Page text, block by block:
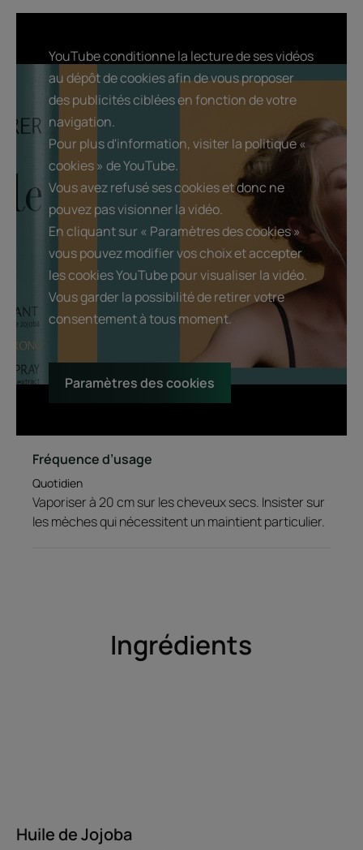
Avantage de la texture
Une texture qui ne laisse pas de résidus et apporte une finition
tout en transparence à la coiffure
Senteur du contenu
Un accord hespéridé vert aux notes de gingembre, qui laisse
place aux notes de fruits d’eau qui viennent se fondre dans un
bouquet floral
YouTube conditionne la lecture de ses vidéos
au dépôt de cookies afin de vous proposer
des publicités ciblées en fonction de votre
navigation.
Pour plus d'information, visiter la politique «
cookies » de YouTube.
Vous avez refusé ses cookies et donc ne
pouvez pas visionner la vidéo.
En cliquant sur « Paramètres des cookies »
vous pouvez modifier vos choix et accepter
les cookies YouTube pour visualiser la vidéo.
Vous garder la possibilité de retirer votre
consentement à tous moment.
Paramètres des cookies
Fréquence d’usage
Quotidien
Vaporiser à 20 cm sur les cheveux secs. Insister sur
les mèches qui nécessitent un maintient particulier.
Ingrédients
Huile de Jojoba